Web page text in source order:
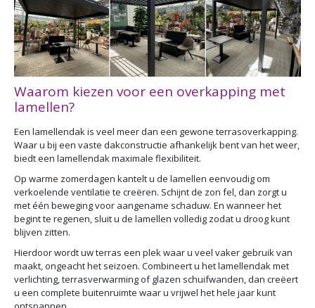
Waarom kiezen voor een overkapping met
lamellen?
Een lamellendak is veel meer dan een gewone terrasoverkapping.
Waar u bij een vaste dakconstructie afhankelijk bent van het weer,
biedt een lamellendak maximale flexibiliteit.
Op warme zomerdagen kantelt u de lamellen eenvoudig om
verkoelende ventilatie te creëren. Schijnt de zon fel, dan zorgt u
met één beweging voor aangename schaduw. En wanneer het
begint te regenen, sluit u de lamellen volledig zodat u droog kunt
blijven zitten.
Hierdoor wordt uw terras een plek waar u veel vaker gebruik van
maakt, ongeacht het seizoen. Combineert u het lamellendak met
verlichting, terrasverwarming of glazen schuifwanden, dan creëert
u een complete buitenruimte waar u vrijwel het hele jaar kunt